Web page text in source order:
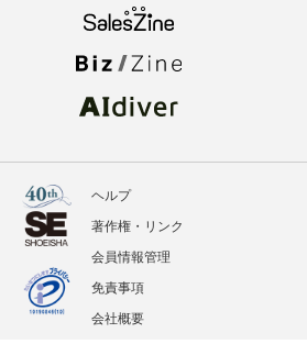
ヘルプ
著作権・リンク
会員情報管理
免責事項
会社概要